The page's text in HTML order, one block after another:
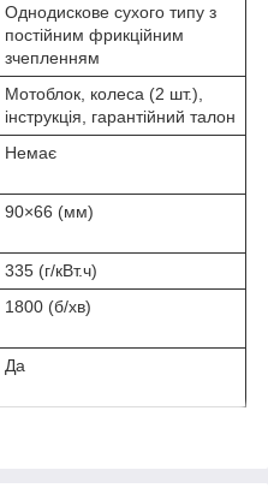
Однодискове сухого типу з
постійним фрикційним
зчепленням
Мотоблок, колеса (2 шт.),
інструкція, гарантійний талон
Немає
90×66 (мм)
335 (г/кВт.ч)
1800 (б/хв)
Да